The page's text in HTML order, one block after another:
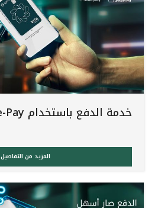
خدمة الدفع باستخدام Google-Pay
المزيد من التفاصيل